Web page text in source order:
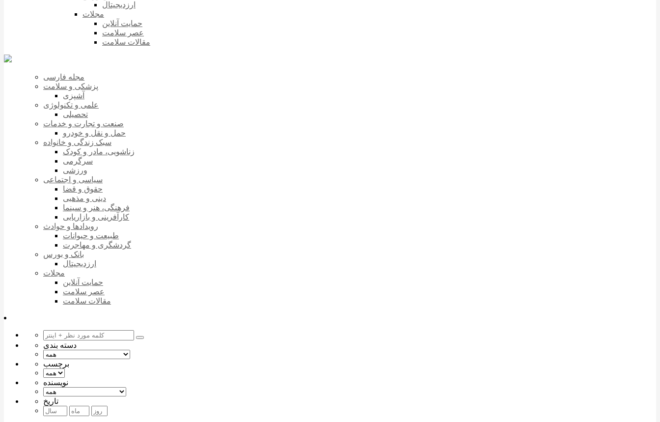
ارزدیجیتال
مجلات
حمایت آنلاین
عصر سلامت
مقالات سلامت
مجله فارسی
پزشکی و سلامت
آشپزی
علمی و تکنولوژی
تحصیلی
صنعت و تجارت و خدمات
حمل و نقل و خودرو
سبک زندگی و خانواده
زناشویی، مادر و کودک
سرگرمی
ورزشی
سیاسی و اجتماعی
حقوق و قضا
دینی و مذهبی
فرهنگی، هنر و سینما
کارآفرینی و بازاریابی
رویدادها و حوادث
طبیعت و حیوانات
گردشگری و مهاجرت
بانک و بورس
ارزدیجیتال
مجلات
حمایت آنلاین
عصر سلامت
مقالات سلامت
دسته بندی
برچسب
نویسنده
تاریخ